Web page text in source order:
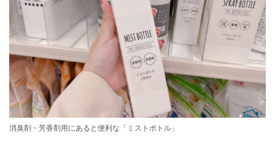
消臭剤・芳香剤用にあると便利な「ミストボトル」